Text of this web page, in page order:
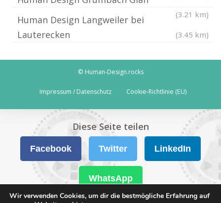
(3.21 km)
Human Design Langweiler bei
Lauterecken
(3.45 km)
© Human-Design.rocks
Impressum / Datenschutz Cookie-Richtlinie (EU)
Wir verwenden Cookies, um dir die bestmögliche Erfahrung auf
Diese Seite teilen
Facebook Twitter LinkedIn
WhatsApp